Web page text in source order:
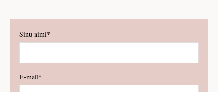
Sinu nimi
E-mail